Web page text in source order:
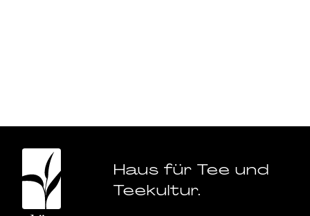
Haus für Tee und
Teekultur.